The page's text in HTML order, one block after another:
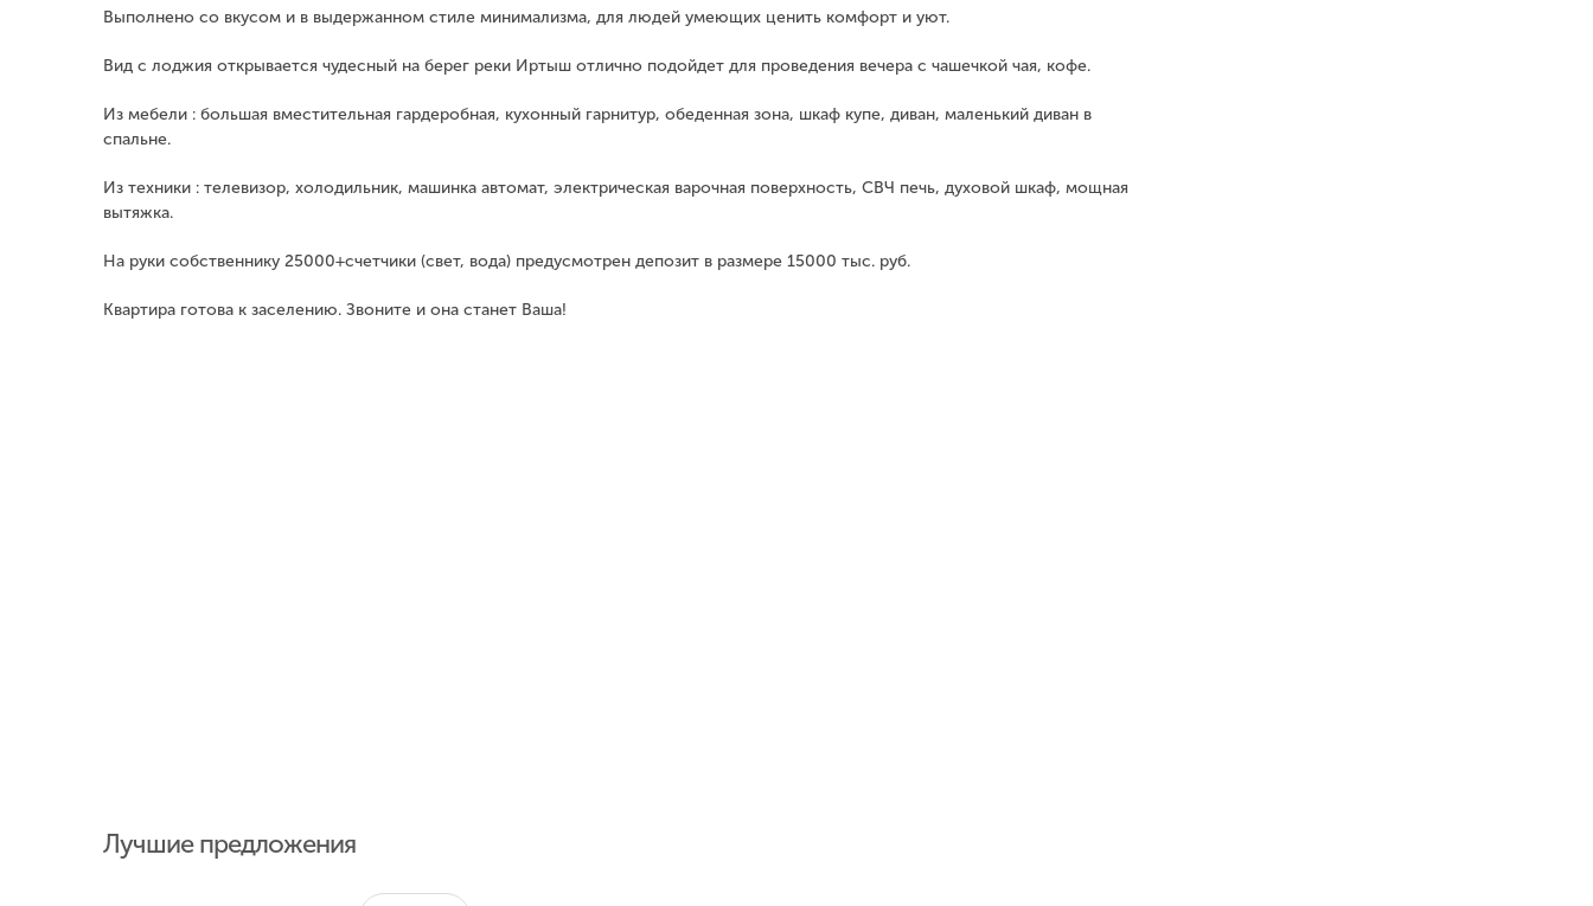
Выполнено со вкусом и в выдержанном стиле минимализма, для людей умеющих ценить комфорт и уют.
Вид с лоджия открывается чудесный на берег реки Иртыш отлично подойдет для проведения вечера с чашечкой чая, кофе.
Из мебели : большая вместительная гардеробная, кухонный гарнитур, обеденная зона, шкаф купе, диван, маленький диван в
спальне.
Из техники : телевизор, холодильник, машинка автомат, электрическая варочная поверхность, СВЧ печь, духовой шкаф, мощная
вытяжка.
На руки собственнику 25000+счетчики (свет, вода) предусмотрен депозит в размере 15000 тыс. руб.
Квартира готова к заселению. Звоните и она станет Ваша!
Лучшие предложения